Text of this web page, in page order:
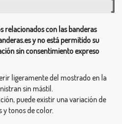
relacionados con las banderas
y no está permitido su
sin consentimiento expreso
ligeramente del mostrado en la
sin mástil.
puede existir una variación de
y tonos de color.